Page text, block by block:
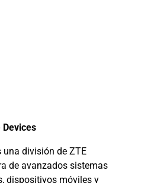
Devices
una división de ZTE
de avanzados sistemas
dispositivos móviles y